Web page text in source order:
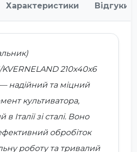
Характеристики Відгуки
KVERNELAND 210х40х6
надійний та міцний
культиватора,
Італії зі сталі. Воно
обробіток
роботу та тривалий